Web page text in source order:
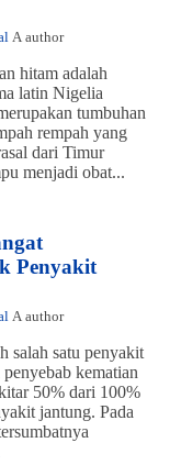
A author
hitam adalah
latin Nigelia
tumbuhan
rempah yang
dari Timur
menjadi obat...
Penyakit
A author
salah satu penyakit
kematian
50% dari 100%
jantung. Pada